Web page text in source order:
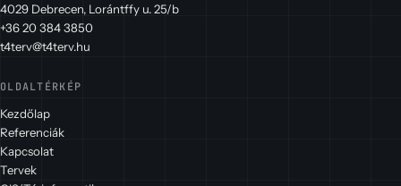
4029 Debrecen, Lorántffy u. 25/b
+36 20 384 3850
t4terv@t4terv.hu
OLDALTÉRKÉP
Kezdőlap
Referenciák
Kapcsolat
Tervek